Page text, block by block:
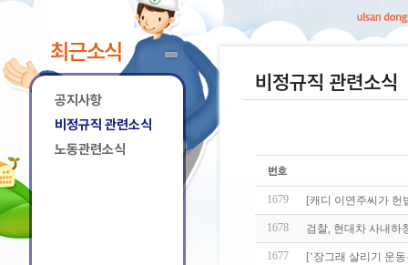
최근소식
공지사항
비정규직 관련소식
노동관련소식
비정규직 관련소식
1679 [캐디 이연주씨가
1678 검찰, 현대차 사내
1677 [‘장그래 살리기 운